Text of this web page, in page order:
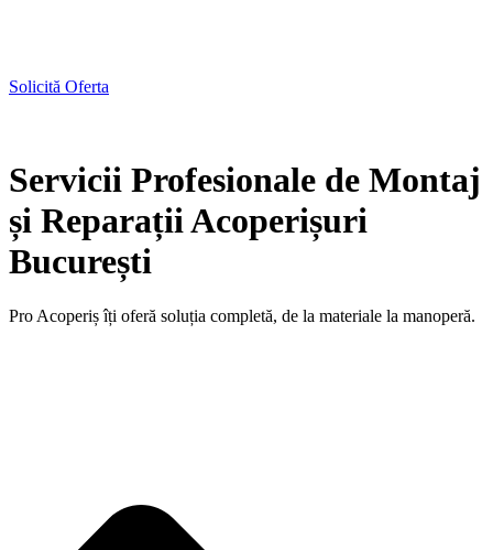
Solicită Oferta
Servicii Profesionale de Montaj
și Reparații Acoperișuri
București
Pro Acoperiș îți oferă soluția completă, de la materiale la manoperă.